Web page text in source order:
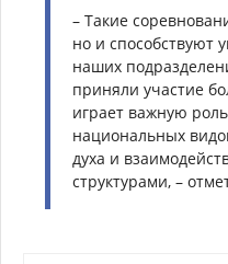
– Такие
но и способствуют
наших
приняли участие
играет важную
национальных
духа и
структурами, –